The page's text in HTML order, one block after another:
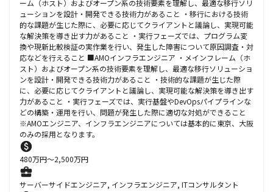
ーム（ホスト）およびオープン系の技術要素を理解し、最適な移行ソリ
ューションを設計・開発できる技術力があること ・移行における技術
的な課題が生じた際に、必要に応じてクライアントと議論し、実現可能
な解決策を導き出す力があること ・実行フェーズでは、プログラム変
換や現新比較検証の実作業を行い、発生した障害について原因調査・対
応などを行えること ■AMOインフラエンジニア ・メインフレーム（ホ
スト）およびオープン系の技術要素を理解し、最適な移行ソリューショ
ンを設計・開発できる技術力があること ・技術的な課題が生じた際
に、必要に応じてクライアントと議論し、実現可能な解決策を導き出す
力があること ・実行フェーズでは、実行基盤やDevOpsパイプラインな
どの構築・運用を行い、問題が発生した際に適切な対処ができること
※AMOエンジニア、インフラエンジニアについては基本的に東京、大阪
のみの採用となります。
480万円〜2,500万円
サーバーサイドエンジニア, インフラエンジニア, ITコンサルタント